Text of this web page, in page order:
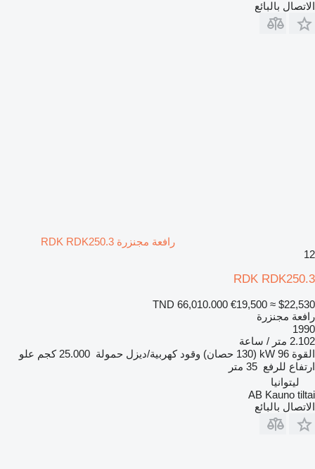
الاتصال بالبائع
رافعة مجنزرة RDK RDK250.3
12
RDK RDK250.3
TND 66,010.000 €19,500 ≈ $22,530
رافعة مجنزرة
1990
2.102 متر / ساعة
القوة 96 kW (130 حصان) وقود كهربية/ديزل حمولة 25.000 كجم
علو
ارتفاع للرفع 35 متر
ليتوانيا
AB Kauno tiltai
الاتصال بالبائع